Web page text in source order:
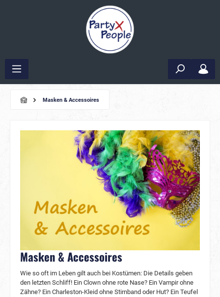
Masken & Accessoires
Masken & Accessoires
Wie so oft im Leben gilt auch bei Kostümen: Die Details geben
den letzten Schliff! Ein Clown ohne rote Nase? Ein Vampir ohne
Zähne? Ein Charleston-Kleid ohne Stirnband oder Hut? Ein Teufel